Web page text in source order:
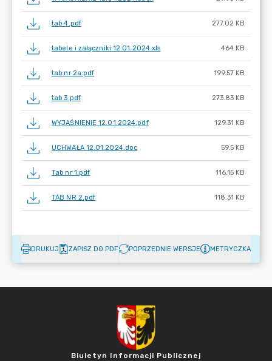
tab 4.pdf 277.02 KB
tabele i załączniki 12.01.2024.xls 464 KB
tab nr 2a.pdf 199.57 KB
tab 3.pdf 273.83 KB
WYJAŚNIENIE 12.01.2024.pdf 129.31 KB
UCHWAŁA 12.01.2024.doc 59.5 KB
Tab nr 1.pdf 116.15 KB
TAB NR 2.pdf 118.31 KB
DRUKUJ ZAPISZ DO PDF POPRZEDNIE WERSJE METRYCZKA
Biuletyn Informacji Publicznej